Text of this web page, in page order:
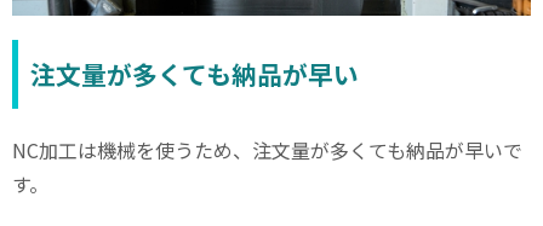
注文量が多くても納品が早い
NC加工は機械を使うため、注文量が多くても納品が早いで
す。